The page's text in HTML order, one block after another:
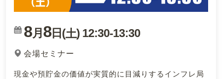
8月 8日(土) 12:30-13:30
会場セミナー
現金や預貯金の価値が実質的に目減りするインフレ局